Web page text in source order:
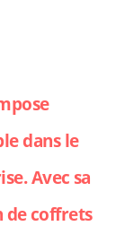
dans le
Avec sa
de coffrets